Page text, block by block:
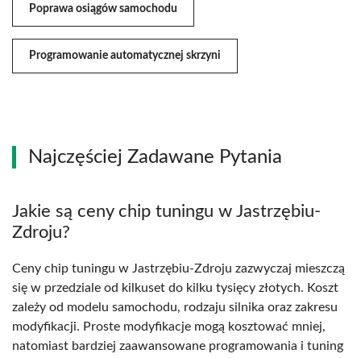
Poprawa osiągów samochodu
Programowanie automatycznej skrzyni
Najczęściej Zadawane Pytania
Jakie są ceny chip tuningu w Jastrzębiu-
Zdroju?
Ceny chip tuningu w Jastrzębiu-Zdroju zazwyczaj mieszczą
się w przedziale od kilkuset do kilku tysięcy złotych. Koszt
zależy od modelu samochodu, rodzaju silnika oraz zakresu
modyfikacji. Proste modyfikacje mogą kosztować mniej,
natomiast bardziej zaawansowane programowania i tuning